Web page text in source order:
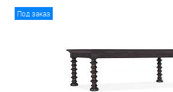
Под заказ